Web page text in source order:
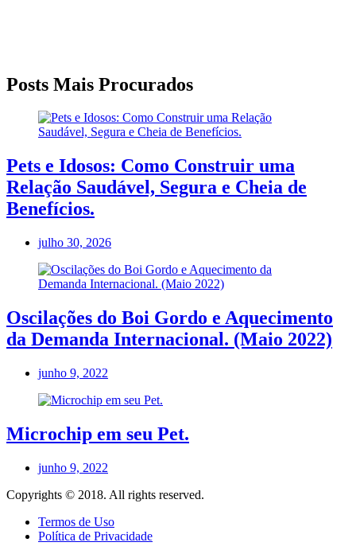
Posts Mais Procurados
Pets e Idosos: Como Construir uma
Relação Saudável, Segura e Cheia de
Benefícios.
julho 30, 2026
Oscilações do Boi Gordo e Aquecimento
da Demanda Internacional. (Maio 2022)
junho 9, 2022
Microchip em seu Pet.
junho 9, 2022
Copyrights © 2018. All rights reserved.
Termos de Uso
Política de Privacidade